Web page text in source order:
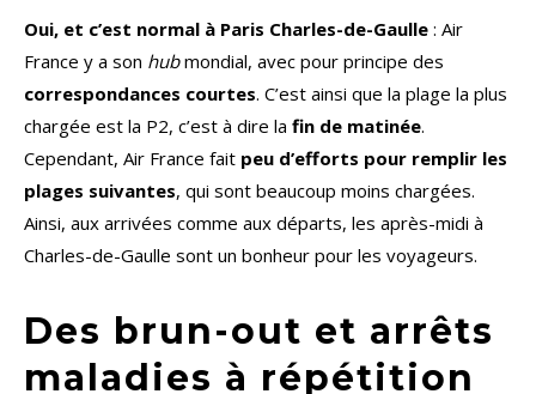
Oui, et c’est normal à Paris Charles-de-Gaulle : Air
France y a son hubmondial, avec pour principe des
correspondances courtes. C’est ainsi que la plage la plus
chargée est la P2, c’est à dire la fin de matinée.
Cependant, Air France fait peu d’efforts pour remplir les
plages suivantes, qui sont beaucoup moins chargées.
Ainsi, aux arrivées comme aux départs, les après-midi à
Charles-de-Gaulle sont un bonheur pour les voyageurs.
Des brun-out et arrêts
maladies à répétition